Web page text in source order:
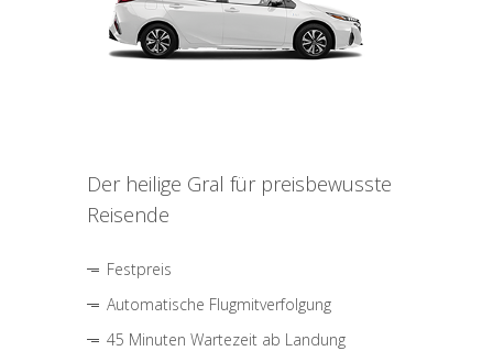
Der heilige Gral für preisbewusste
Reisende
Festpreis
Automatische Flugmitverfolgung
45 Minuten Wartezeit ab Landung